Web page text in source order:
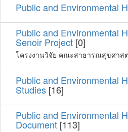
Public and Environmental
Public and Environmental
Senoir Project [0]
โครงงานวิจัย คณะสาธารณสุขศาส
Public and Environmental
Studies [16]
Public and Environmental
Document [113]